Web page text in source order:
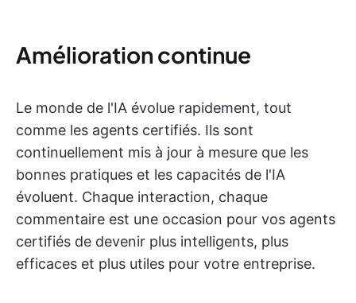
Amélioration continue
Le monde de l'IA évolue rapidement, tout
comme les agents certifiés. Ils sont
continuellement mis à jour à mesure que les
bonnes pratiques et les capacités de l'IA
évoluent. Chaque interaction, chaque
commentaire est une occasion pour vos agents
certifiés de devenir plus intelligents, plus
efficaces et plus utiles pour votre entreprise.